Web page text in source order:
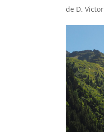
de D. Victor